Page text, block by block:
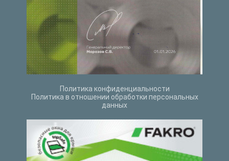
Политика конфиденциальности
Политика в отношении обработки персональных
данных